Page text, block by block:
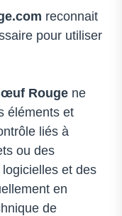
reconnait
pour utiliser
Rouge ne
éléments et
liés à
ou des
et des
en
de